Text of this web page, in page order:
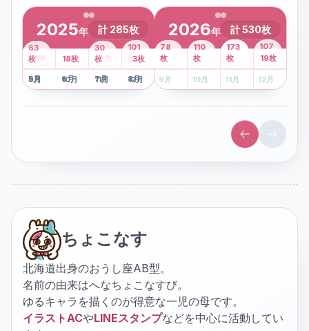
2025年 計 285枚
1月
2枚 2月 3月 4月
8枚
5月
41 枚
6月
13枚
7月
6枚
8月
101
枚
9月
63
枚
10月
18枚
11月
30
枚
12月
3枚
2026年 計530枚
1月 2月 3月
43
枚
4月
107
枚
5 月
78
枚
6月
110
枚
7月
173
枚
8月
19枚
9 月 10月 11月 12月
ちょこなす
北海道出身のおうし座AB型。
名前の由来はへなちょこなすび。
ゆるキャラを描くのが得意な一児の母です。
イラストACやLINEスタンプなどを中心に活動してい